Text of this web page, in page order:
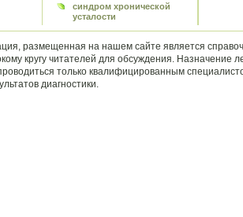
синдром хронической
усталости
размещенная на нашем сайте является
кругу читателей для обсуждения. Назначение
только квалифицированным
диагностики.